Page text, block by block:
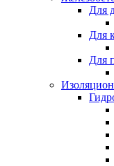
Для
Для
Для